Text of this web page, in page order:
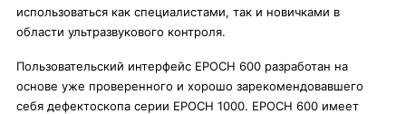
использоваться как специалистами, так и новичками в
области ультразвукового контроля.
Пользовательский интерфейс EPOCH 600 разработан на
основе уже проверенного и хорошо зарекомендовавшего
себя дефектоскопа серии EPOCH 1000. EPOCH 600 имеет